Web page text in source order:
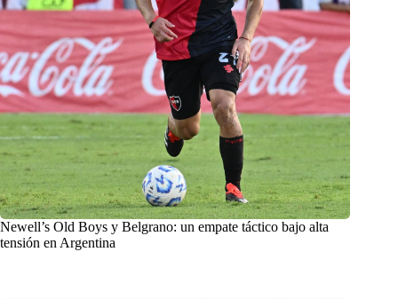
Newell’s Old Boys y Belgrano: un empate táctico bajo alta
tensión en Argentina